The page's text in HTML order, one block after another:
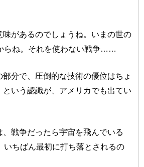
があるのでしょうね。いまの世の
らね。それを使わない戦争……
分で、圧倒的な技術の優位はちょ
という認識が、アメリカでも出てい
戦争だったら宇宙を飛んでいる
いちばん最初に打ち落とされるの